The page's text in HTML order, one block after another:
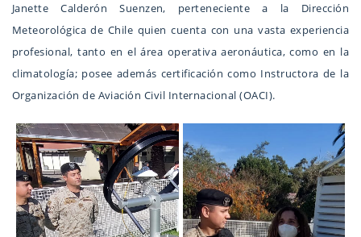
Janette Calderón Suenzen, perteneciente a la Dirección
Meteorológica de Chile quien cuenta con una vasta experiencia
profesional, tanto en el área operativa aeronáutica, como en la
climatología; posee además certificación como Instructora de la
Organización de Aviación Civil Internacional (OACI).